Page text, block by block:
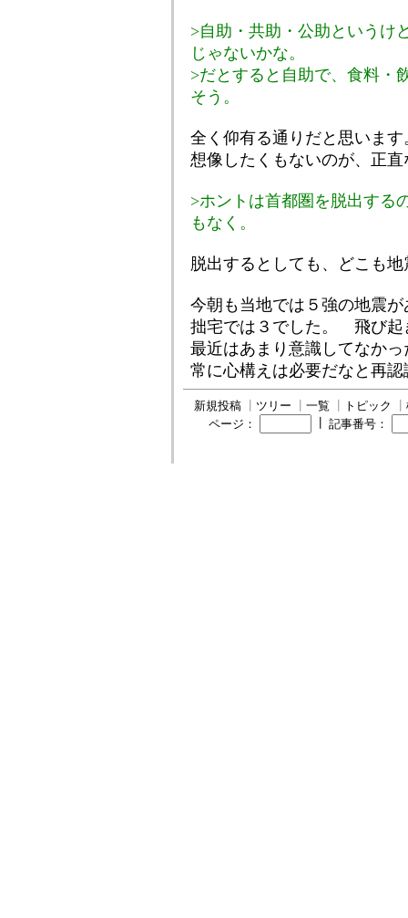
>自助・共助・公助というけ
じゃないかな。
>だとすると自助で、食料・
そう。
全く仰有る通りだと思います
想像したくもないのが、正
>ホントは首都圏を脱出する
もなく。
脱出するとしても、どこも
今朝も当地では５強の地震
拙宅では３でした。 飛び起
最近はあまり意識してなか
常に心構えは必要だなと再
新規投稿 ツリー 一覧 トピック
ページ：
記事番号：